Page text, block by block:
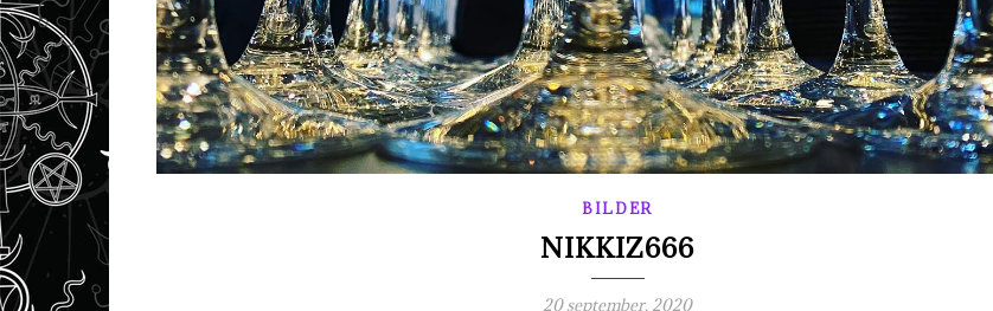
BILDER
NIKKIZ666
20 september, 2020